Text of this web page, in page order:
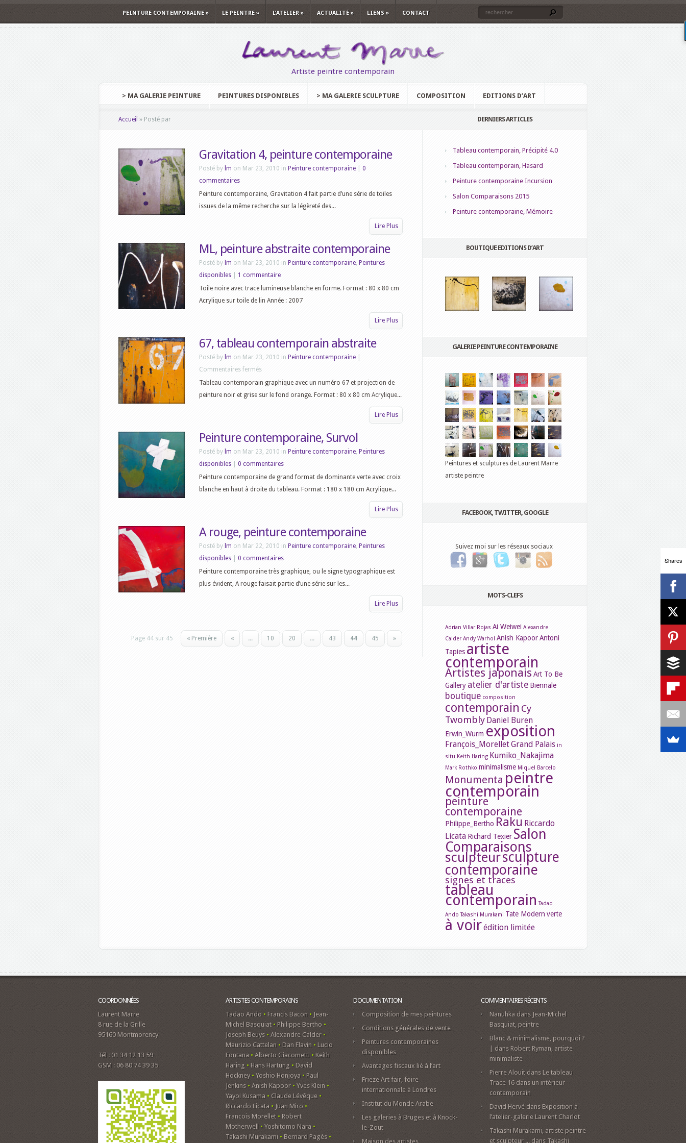
PEINTURE CONTEMPORAINE» LE PEINTRE» L’ATELIER » ACTUALITÉ» LIENS » CONTACT
Artiste peintre contemporain
> MA GALERIE PEINTURE PEINTURES DISPONIBLES > MA GALERIE SCULPTURE COMPOSITION EDITIONS D’ART
Accueil » Posté par
Gravitation 4, peinture contemporaine
Posté by lm on Mar 23, 2010 in Peinture contemporaine
0
commentaires
Peinture contemporaine, Gravitation 4 fait partie d’une série de toiles
issues de la même recherche sur la légèreté des...
Lire Plus
ML, peinture abstraite contemporaine
Posté by lm on Mar 23, 2010 in Peinture contemporaine, Peintures
disponibles
1 commentaire
Toile noire avec trace lumineuse blanche en forme. Format : 80 x 80 cm
Acrylique sur toile de lin Année : 2007
Lire Plus
67, tableau contemporain abstraite
Posté by lm on Mar 23, 2010 in Peinture contemporaine
Commentaires ferméssur
67,
tableau
Tableau contemporain graphique avec un numéro 67 et projection de
peinture noir et grise sur le fond orange. Format : 80 x 80 cm Acrylique...
Lire Plus
Peinture contemporaine, Survol
Posté by lm on Mar 23, 2010 in Peinture contemporaine, Peintures
disponibles
0 commentaires
Peinture contemporaine de grand format de dominante verte avec croix
blanche en haut à droite du tableau. Format : 180 x 180 cm Acrylique...
Lire Plus
A rouge, peinture contemporaine
Posté by lm on Mar 22, 2010 in Peinture contemporaine, Peintures
disponibles
0 commentaires
Peinture contemporaine très graphique, ou le signe typographique est
plus évident, A rouge faisait partie d’une série sur les...
Lire Plus
Page 44 sur 45 « Première « ... 10 20 ... 43 44 45 »
DERNIERS ARTICLES
Tableau contemporain, Précipité 4.0
Tableau contemporain, Hasard
Peinture contemporaine Incursion
Salon Comparaisons 2015
Peinture contemporaine, Mémoire
BOUTIQUE EDITIONS D’ART
GALERIE PEINTURE CONTEMPORAINE
Peintures et sculptures de Laurent Marre
artiste peintre
FACEBOOK, TWITTER, GOOGLE
Suivez moi sur les réseaux sociaux
MOTS-CLEFS
Adrian Villar Rojas Ai Weiwei Alexandre
Calder Andy Warhol Anish KapoorAntoni
Tapies artiste
contemporain
Artistes japonais Art To Be
Gallery atelier d'artiste Biennale
boutique composition
contemporain Cy
Twombly Daniel Buren
Erwin_Wurm exposition
François_MorelletGrand Palais in
situ Keith Haring Kumiko_Nakajima
Mark Rothko minimalisme Miquel Barcelo
Monumenta peintre
contemporain
peinture
contemporaine
Philippe_Bertho Raku Riccardo
Licata Richard Texier Salon
Comparaisons
sculpteursculpture
contemporaine
signes et traces
tableau
contemporain Tadao
Ando Takashi Murakami Tate Modern verte
à voirédition limitée
COORDONNÉES
Laurent Marre
8 rue de la Grille
95160 Montmorency
Tél : 01 34 12 13 59
GSM : 06 80 74 39 35
ARTISTES CONTEMPORAINS
Tadao Ando • Francis Bacon • Jean-
Michel Basquiat • Philippe Bertho •
Joseph Beuys • Alexandre Calder •
Maurizio Cattelan • Dan Flavin • Lucio
Fontana • Alberto Giacometti • Keith
Haring • Hans Hartung • David
Hockney • Yoshio Honjoya • Paul
Jenkins • Anish Kapoor • Yves Klein •
Yayoi Kusama • Claude Lévêque •
Riccardo Licata • Juan Miro •
Francois Morellet • Robert
Motherwell • Yoshitomo Nara •
Takashi Murakami • Bernard Pagès •
DOCUMENTATION
Composition de mes peintures
Conditions générales de vente
Peintures contemporaines
disponibles
Avantages fiscaux lié à l’art
Frieze Art fair, foire
internationnale à Londres
Institut du Monde Arabe
Les galeries à Bruges et à Knock-
le-Zout
Maison des artistes
COMMENTAIRES RÉCENTS
Nanuhka dans Jean-Michel
Basquiat, peintre
Blanc & minimalisme, pourquoi ?
| dans Robert Ryman, artiste
minimaliste
Pierre Alouit dans Le tableau
Trace 16 dans un intérieur
contemporain
David Hervé dans Exposition à
l’atelier-galerie Laurent Charlot
Takashi Murakami, artiste peintre
et sculpteur ... dans Takashi
Shares